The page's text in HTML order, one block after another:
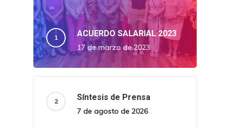
ACUERDO SALARIAL 2023
17 de marzo de 2023
Síntesis de Prensa
7 de agosto de 2026